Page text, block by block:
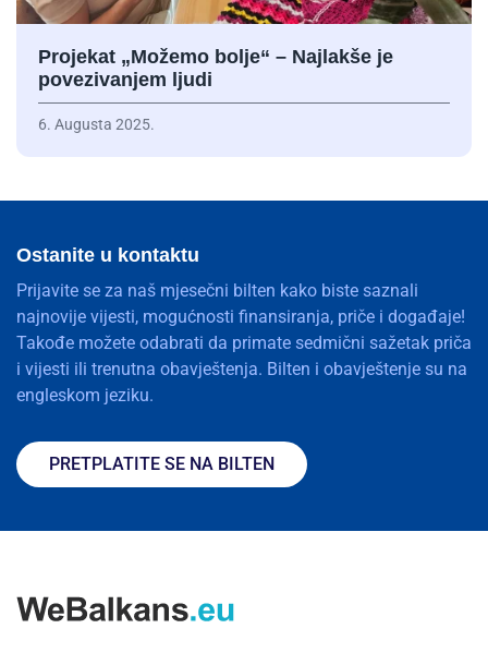
Projekat „Možemo bolje“ – Najlakše je
povezivanjem ljudi
6. Augusta 2025.
Ostanite u kontaktu
Prijavite se za naš mjesečni bilten kako biste saznali
najnovije vijesti, mogućnosti finansiranja, priče i događaje!
Takođe možete odabrati da primate sedmični sažetak priča
i vijesti ili trenutna obavještenja. Bilten i obavještenje su na
engleskom jeziku.
PRETPLATITE SE NA BILTEN